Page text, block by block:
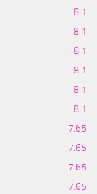
8.1
8.1
8.1
8.1
8.1
8.1
7.65
7.65
7.65
7.65